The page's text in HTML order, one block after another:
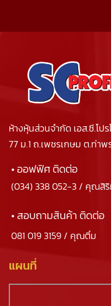
ห้างหุ้นส่วนจำกัด เอส.ซี.โป
77 ม.1 ถ.เพชรเกษม ต.ท่า
• ออฟฟิศ ติดต่อ
(034) 338 052-3 / คุณสิริ
• สอบถามสินค้า ติดต่อ
081 019 3159 / คุณติ๋ม
แผนที่